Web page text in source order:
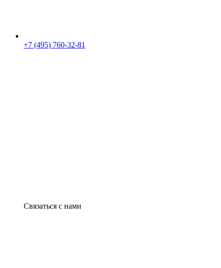
+7 (495) 760-32-81
Связаться с нами